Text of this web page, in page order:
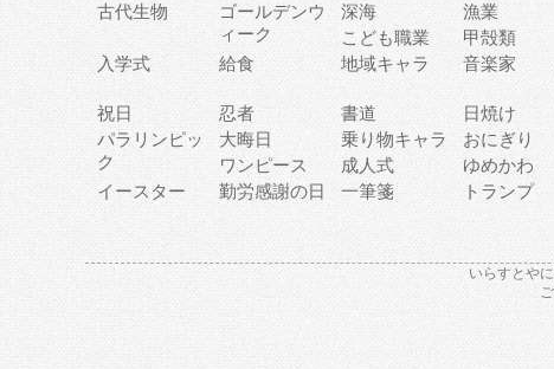
古代生物
ゴールデンウ
ィーク
深海 漁業
こども職業
甲殻類
入学式
給食 地域キャラ 音楽家
祝日
忍者 書道 日焼け
パラリンピッ
ク
大晦日 乗り物キャラ おにぎり
ワンピース
成人式 ゆめかわ
イースター
勤労感謝の日 一筆箋 トランプ
いらすとや